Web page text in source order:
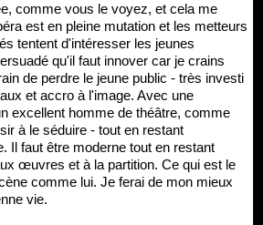
est en pleine mutation et les metteurs
tentent d'intéresser les jeunes
qu'il faut innover car je crains
de perdre le jeune public - très investi
et accro à l'image. Avec une
excellent homme de théâtre, comme
à le séduire - tout en restant
Il faut être moderne tout en restant
œuvres et à la partition. Ce qui est le
comme lui. Je ferai de mon mieux
vie.